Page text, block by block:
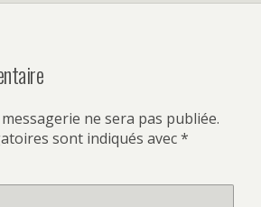
ne sera pas publiée.
sont indiqués avec*